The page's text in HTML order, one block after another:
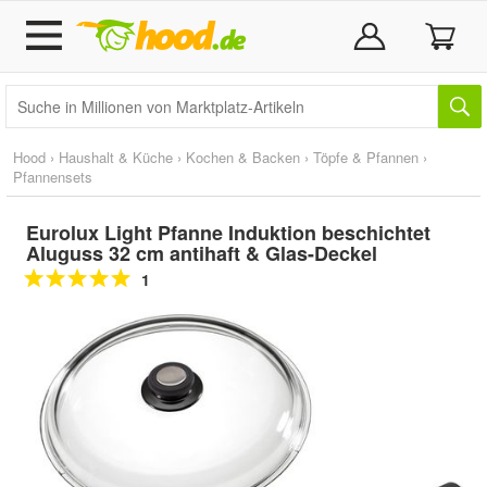
Hood › Haushalt & Küche › Kochen & Backen › Töpfe & Pfannen ›
Pfannensets
Eurolux Light Pfanne Induktion beschichtet
Aluguss 32 cm antihaft & Glas-Deckel
1